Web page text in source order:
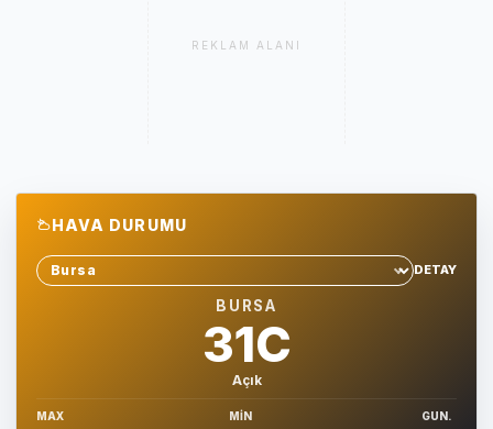
REKLAM ALANI
HAVA DURUMU
Sehir sec
DETAY
BURSA
31C
Açık
MAX MIN GUN.